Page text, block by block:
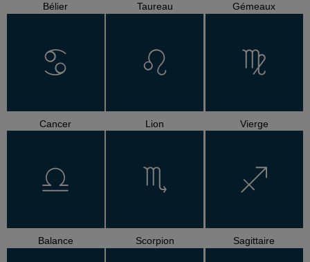
Bélier Taureau Gémeaux
Cancer Lion Vierge
Balance Scorpion Sagittaire